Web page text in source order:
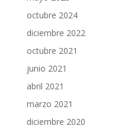
octubre 2024
diciembre 2022
octubre 2021
junio 2021
abril 2021
marzo 2021
diciembre 2020